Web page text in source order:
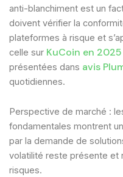
anti-blanchiment est un
doivent vérifier la
plateformes à risque et
celle sur KuCoin en 2025
présentées dans avis
quotidiennes.
Perspective de marché :
fondamentales montrent
par la demande de
volatilité reste présente et
risques.